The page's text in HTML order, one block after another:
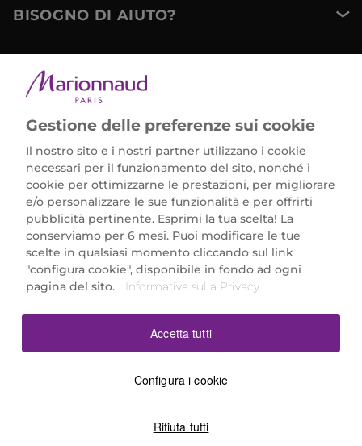
BISOGNO DI AIUTO?
Marionnaud Parfumeries Italia S.r.l.
Largo Fiera Milano 5, 20017 Rho (MI)
REA Milano 1650024 con P.IVA 13425220152.
SCARICA LA NOSTRA APP
Gestione delle preferenze sui cookie
Il nostro sito e i nostri partner utilizzano i cookie
necessari per il funzionamento del sito, nonché i
cookie per ottimizzarne le prestazioni, per migliorare
e/o personalizzare le sue funzionalità e per offrirti
pubblicità pertinente. Esprimi la tua scelta! La
conserviamo per 6 mesi. Puoi modificare le tue
scelte in qualsiasi momento cliccando sul link
"configura cookie", disponibile in fondo ad ogni
pagina del sito.
Informativa sulla Privacy
Configura i cookie
Rifiuta tutti
Accetta tutti